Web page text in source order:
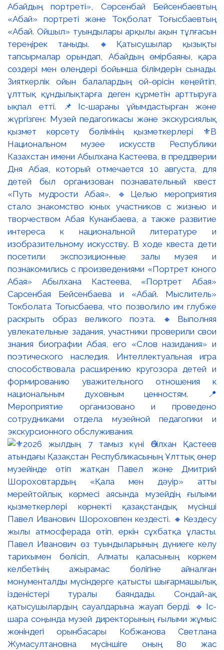
Абайдың портреті», Сәрсенбай Бейсенбаевтың
«Абай» портреті және Тоқболат Тоғысбаевтың
«Абай. Ойшыл» туындылары арқылы ақын тұлғасын
тереңірек таныды. 🔸Қатысушылар қызықты
тапсырмалар орындап, Абайдың өмірбаяны, қара
сөздері мен өлеңдері бойынша білімдерін сынады.
Зияткерлік ойын балалардың ой-өрісін кеңейтіп,
ұлттық құндылықтарға деген құрметін арттыруға
ықпал етті. 📌Іс-шараны ұйымдастырған және
жүргізген: Музей педагогикасы және экскурсиялық
қызмет көрсету бөлімінің қызметкерлері ⚜️В
Национальном музее искусств Республики
Казахстан имени Абылхана Кастеева, в преддверии
Дня Абая, который отмечается 10 августа, для
детей был организован познавательный квест
«Путь мудрости Абая». 🔹Целью мероприятия
стало знакомство юных участников с жизнью и
творчеством Абая Кунанбаева, а также развитие
интереса к национальной литературе и
изобразительному искусству. В ходе квеста дети
посетили экспозиционные залы музея и
познакомились с произведениями «Портрет юного
Абая» Абылхана Кастеева, «Портрет Абая»
Сарсенбая Бейсенбаева и «Абай. Мыслитель»
Токболата Тогысбаева, что позволило им глубже
раскрыть образ великого поэта. 🔸Выполняя
увлекательные задания, участники проверили свои
знания биографии Абая, его «Слов назидания» и
поэтического наследия. Интеллектуальная игра
способствовала расширению кругозора детей и
формированию уважительного отношения к
национальным духовным ценностям. 📍
Мероприятие организовано и проведено
сотрудниками отдела музейной педагогики и
экскурсионного обслуживания.